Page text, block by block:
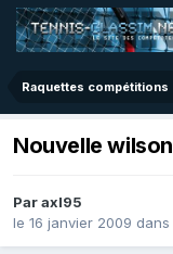
Raquettes compétitions
Nouvelle wilson
Paraxl95
le 16 janvier 2009 dans